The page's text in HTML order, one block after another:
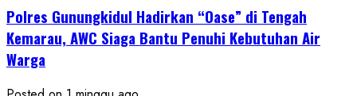
Masuk
Kerja
Seret
Polres Gunungkidul Hadirkan “Oase” di Tengah
Kemarau, AWC Siaga Bantu Penuhi Kebutuhan Air
Warga